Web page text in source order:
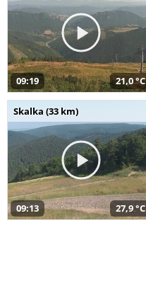
09:19 21,0 °C
Skalka (33 km)
09:13 27,9 °C